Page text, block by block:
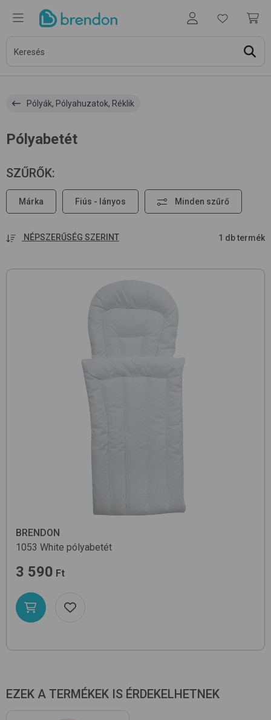
Pólyák, Pólyahuzatok, Réklik
Pólyabetét
SZŰRŐK:
Márka Fiús - lányos Minden szűrő
NÉPSZERŰSÉG SZERINT 1 db termék
BRENDON
1053 White pólyabetét
3 590 Ft
EZEK A TERMÉKEK IS ÉRDEKELHETNEK